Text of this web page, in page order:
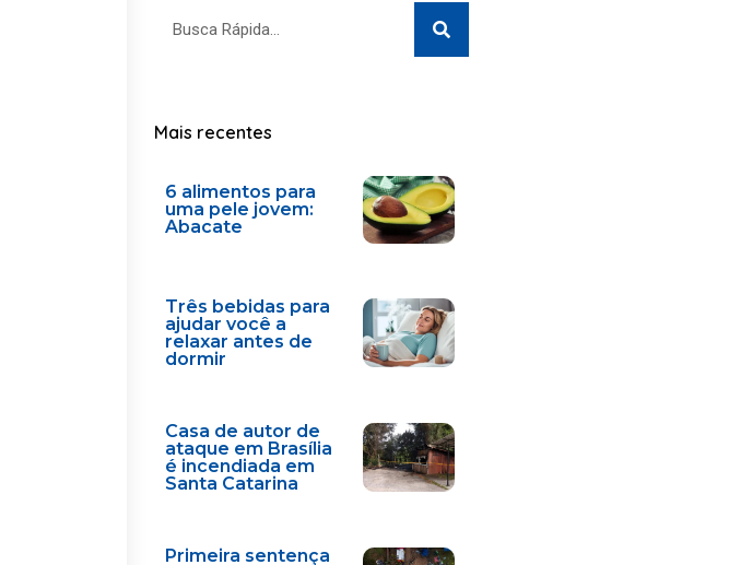
Search
Mais recentes
6 alimentos para
uma pele jovem:
Abacate
Três bebidas para
ajudar você a
relaxar antes de
dormir
Casa de autor de
ataque em Brasília
é incendiada em
Santa Catarina
Primeira sentença